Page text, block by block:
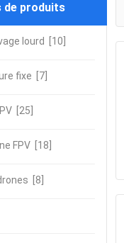
de produits
lourd [10]
fixe [7]
[25]
FPV [18]
[8]